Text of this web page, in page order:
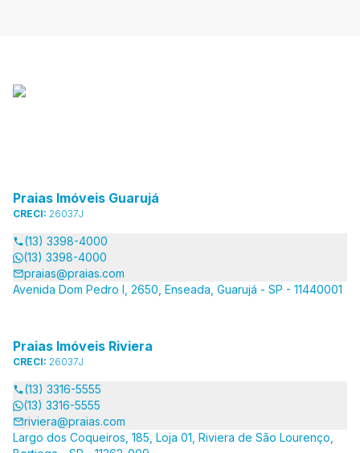
Praias Imóveis Guarujá
CRECI: 26037J
(13) 3398-4000
(13) 3398-4000
praias@praias.com
Avenida Dom Pedro I, 2650, Enseada, Guarujá - SP - 11440001
Praias Imóveis Riviera
CRECI: 26037J
(13) 3316-5555
(13) 3316-5555
riviera@praias.com
Largo dos Coqueiros, 185, Loja 01, Riviera de São Lourenço,